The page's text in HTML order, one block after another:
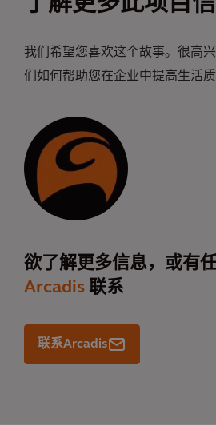
我们希望您喜欢这个故事。很高
们如何帮助您在企业中提高生活质
欲了解更多信息，或有
Arcadis 联系
联系Arcadis